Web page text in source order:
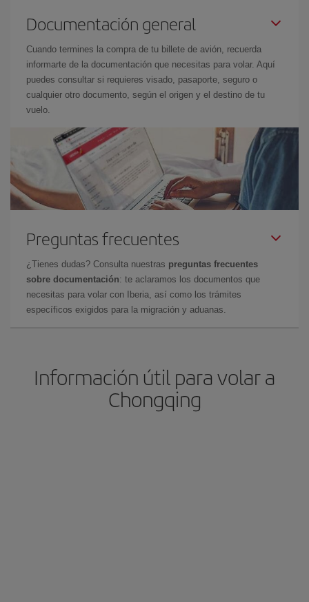
Documentación general
Cuando termines la compra de tu billete de avión, recuerda
informarte de la documentación que necesitas para volar. Aquí
puedes consultar si requieres visado, pasaporte, seguro o
cualquier otro documento, según el origen y el destino de tu
vuelo.
Preguntas frecuentes
¿Tienes dudas? Consulta nuestras preguntas frecuentes
sobre documentación: te aclaramos los documentos que
necesitas para volar con Iberia, así como los trámites
específicos exigidos para la migración y aduanas.
Información útil para volar a
Chongqing